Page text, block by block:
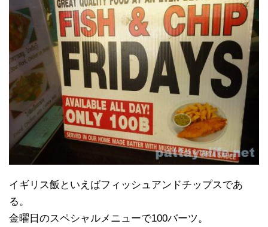
イギリス飯といえばフィッシュアンドチップスであ
る。
金曜日のスペシャルメニューで100バーツ。